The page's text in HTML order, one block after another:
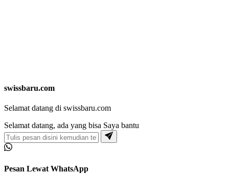
swissbaru.com
Selamat datang di swissbaru.com
Selamat datang, ada yang bisa Saya bantu
Pesan Lewat WhatsApp